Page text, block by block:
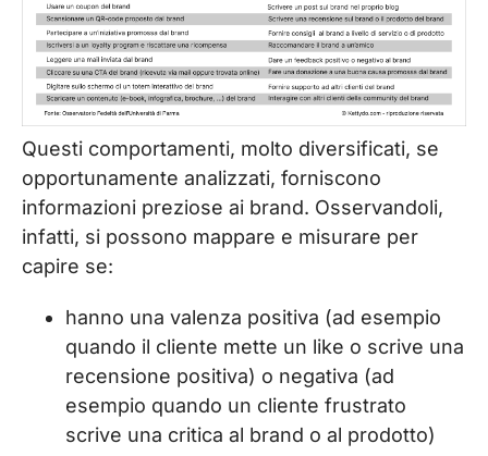
Questi comportamenti, molto diversificati, se
opportunamente analizzati, forniscono
informazioni preziose ai brand. Osservandoli,
infatti, si possono mappare e misurare per
capire se:
hanno una valenza positiva (ad esempio
quando il cliente mette un like o scrive una
recensione positiva) o negativa (ad
esempio quando un cliente frustrato
scrive una critica al brand o al prodotto)